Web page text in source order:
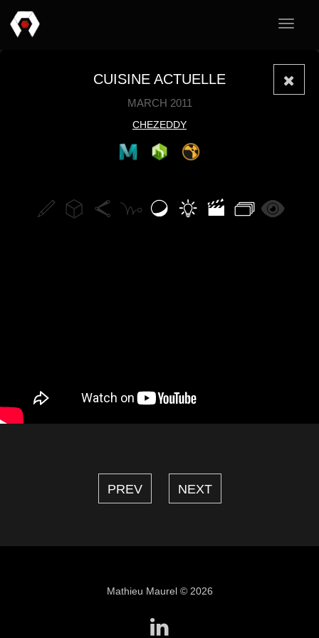
Toggle
CUISINE ACTUELLE
MARCH 2011
CHEZEDDY
PREV NEXT
Mathieu Maurel © 2026